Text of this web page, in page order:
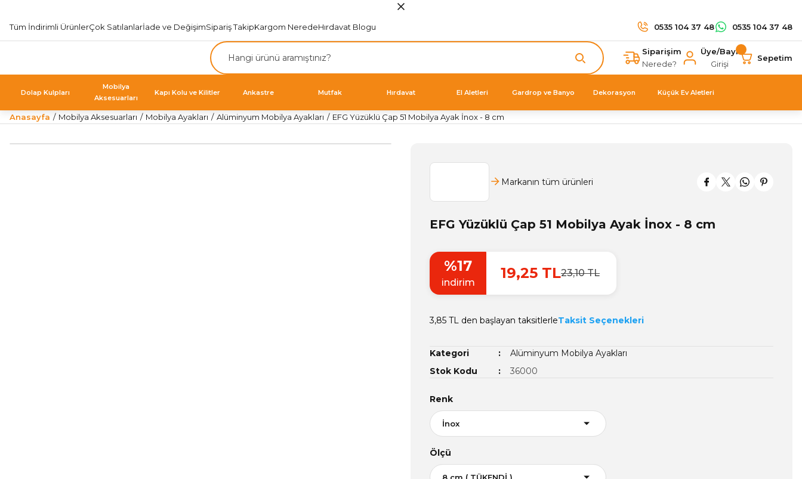
Tüm İndirimli ÜrünlerÇok Satılanlarİade ve DeğişimSipariş TakipKargom NeredeHırdavat Blogu 0535 104 37 48 0535 104 37 48
Siparişim
Nerede?
Üye/Bayi
Girişi
Sepetim
Dolap Kulpları
Mobilya
Aksesuarları
Kapı Kolu ve Kilitler Ankastre Mutfak Hırdavat El Aletleri Gardrop ve Banyo Dekorasyon Küçük Ev Aletleri
Anasayfa Mobilya Aksesuarları Mobilya Ayakları Alüminyum Mobilya Ayakları EFG Yüzüklü Çap 51 Mobilya Ayak İnox - 8 cm
Markanın tüm ürünleri
EFG Yüzüklü Çap 51 Mobilya Ayak İnox - 8 cm
%17
indirim
19,25 TL23,10 TL
3,85 TL den başlayan taksitlerleTaksit Seçenekleri
Kategori
Alüminyum Mobilya Ayakları
Stok Kodu
36000
Renk
Ölçü